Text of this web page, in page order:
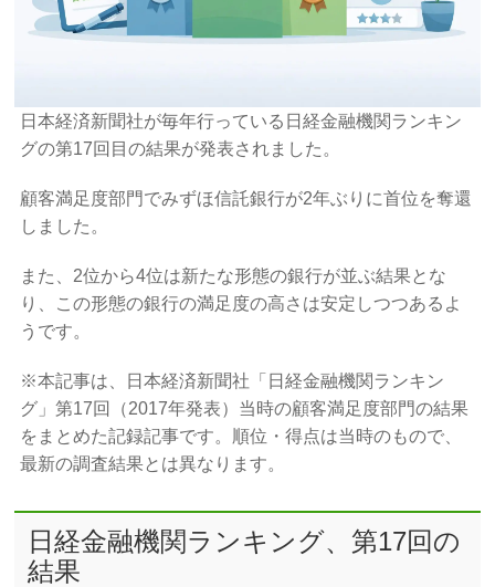
日本経済新聞社が毎年行っている日経金融機関ランキン
グの第17回目の結果が発表されました。
顧客満足度部門でみずほ信託銀行が2年ぶりに首位を奪還
しました。
また、2位から4位は新たな形態の銀行が並ぶ結果とな
り、この形態の銀行の満足度の高さは安定しつつあるよ
うです。
※本記事は、日本経済新聞社「日経金融機関ランキン
グ」第17回（2017年発表）当時の顧客満足度部門の結果
をまとめた記録記事です。順位・得点は当時のもので、
最新の調査結果とは異なります。
日経金融機関ランキング、第17回の
結果